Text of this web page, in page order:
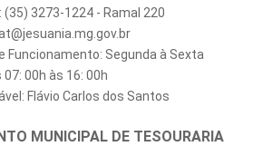
(35) 3273-1224 - Ramal 220
Funcionamento: Segunda à Sexta
07: 00h às 16: 00h
Flávio Carlos dos Santos
MUNICIPAL DE TESOURARIA